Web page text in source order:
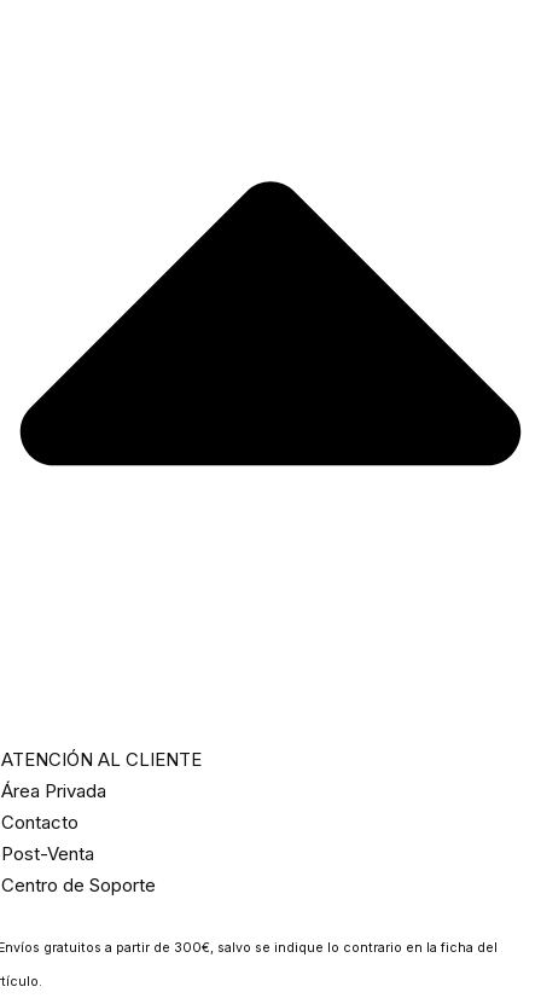
ATENCIÓN AL CLIENTE
Área Privada
Contacto
Post-Venta
Centro de Soporte
gratuitos a partir de 300€, salvo se indique lo contrario en la ficha del